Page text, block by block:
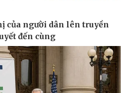
Thị trường
Giá vàng
Tiêu dùng
Tỷ giá
Chứng khoán
Giá cà phê